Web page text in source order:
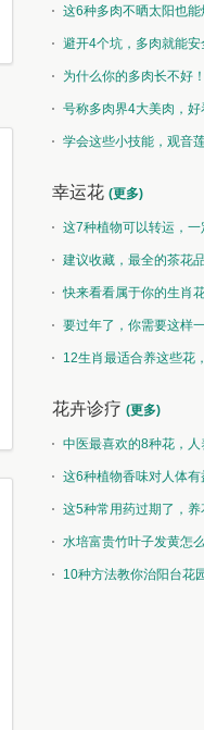
这6种多肉不晒太阳也能
避开4个坑，多肉就能安
为什么你的多肉长不好！
号称多肉界4大美肉，好
学会这些小技能，观音
幸运花 (更多)
这7种植物可以转运，
建议收藏，最全的茶花
快来看看属于你的生肖
要过年了，你需要这样
12生肖最适合养这些花
花卉诊疗 (更多)
中医最喜欢的8种花，人
这6种植物香味对人体
你睡的香、身体棒。
这5种常用药过期了，养
水培富贵竹叶子发黄怎
10种方法教你治阳台花